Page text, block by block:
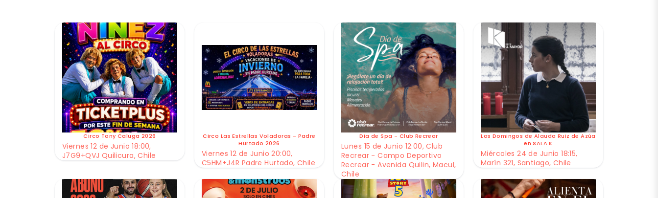
Circo Tony Caluga 2026
Viernes 12 de Junio 18:00,
J7G9+QVJ Quilicura, Chile
Circo Las Estrellas Voladoras - Padre
Hurtado 2026
Viernes 12 de Junio 20:00,
C5HM+J4R Padre Hurtado, Chile
Dia de Spa - Club Recrear
Lunes 15 de Junio 12:00, Club
Recrear - Campo Deportivo
Recrear - Avenida Quilin, Macul,
Chile
Los Domingos de Alauda Ruiz de Azúa
en SALA K
Miércoles 24 de Junio 18:15,
Marín 321, Santiago, Chile